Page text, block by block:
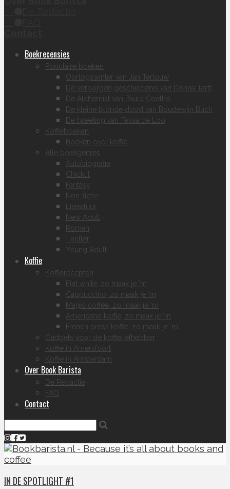
Boekrecensies
Populaire boeken
Oorlogswinter van Jan Terlouw
De verborgen geschiedenis van Donna Tartt
De Alchemist van Paulo Coelho
De kleine blonde dood van Boudewijn Büch
De tweeling van Tessa de Loo
Koffieboeken
Boeken over koffie
Alle boekgenres
Autobiografie
Chicklit
Fantasy
Non-fictie
Literatuur
New Adult
Roman
Thriller
Young Adult
Koffie
Koffierecepten
Flat white, zo maak je ‘m
Cappuccino, zo maak je ‘m
Magic coffee, zo maak je ‘m
Americano koffie, zo maak je ‘m
French press koffie, zo maak je ‘m
Gadgets voor de koffieliefhebber
Koffie in Amersfoort
Koffie in Amsterdam
Over Book Barista
De Redactie
FAQ
Contact
IN DE SPOTLIGHT #1